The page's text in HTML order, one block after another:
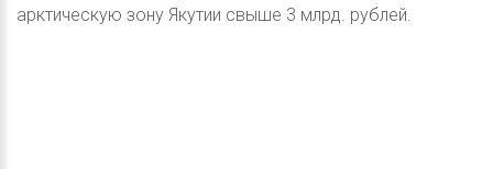
арктическую зону Якутии свыше 3 млрд. рублей.